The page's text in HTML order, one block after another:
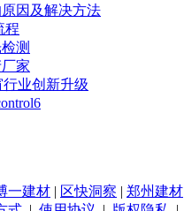
因及解决方法
程
测
家
业创新升级
一建材 | 区快洞察 | 郑州建材